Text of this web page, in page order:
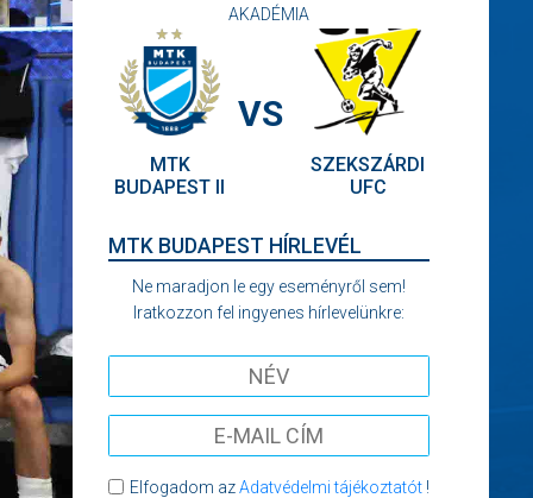
AKADÉMIA
MTK
BUDAPEST II
VS
SZEKSZÁRDI
UFC
MTK BUDAPEST HÍRLEVÉL
Ne maradjon le egy eseményről sem!
Iratkozzon fel ingyenes hírlevelünkre:
Elfogadom azAdatvédelmi tájékoztatót!